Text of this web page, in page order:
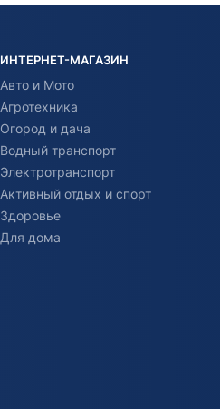
ИНТЕРНЕТ-МАГАЗИН
Авто и Мото
Агротехника
Огород и дача
Водный транспорт
Электротранспорт
Активный отдых и спорт
Здоровье
Для дома